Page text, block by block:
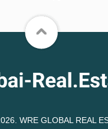
WRE GLOBAL REAL